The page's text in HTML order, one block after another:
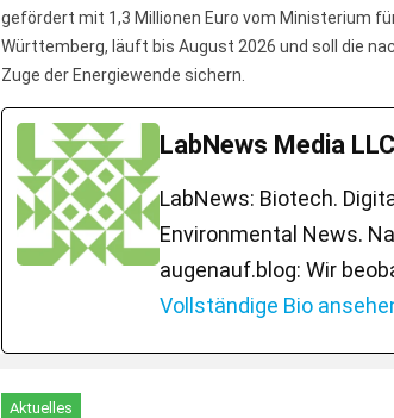
gefördert mit 1,3 Millionen Euro vom Ministerium
Württemberg, läuft bis August 2026 und soll die
Zuge der Energiewende sichern.
LabNews Media LLC
LabNews: Biotech.
Environmental News.
augenauf.blog: Wir
Vollständige Bio
Aktuelles